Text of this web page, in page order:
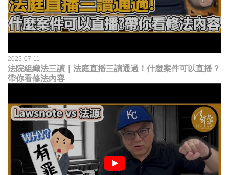
2025-07-11
法院組織法三讀｜法庭直播三讀通過！什麼案件可以直播？
帶你看修法內容